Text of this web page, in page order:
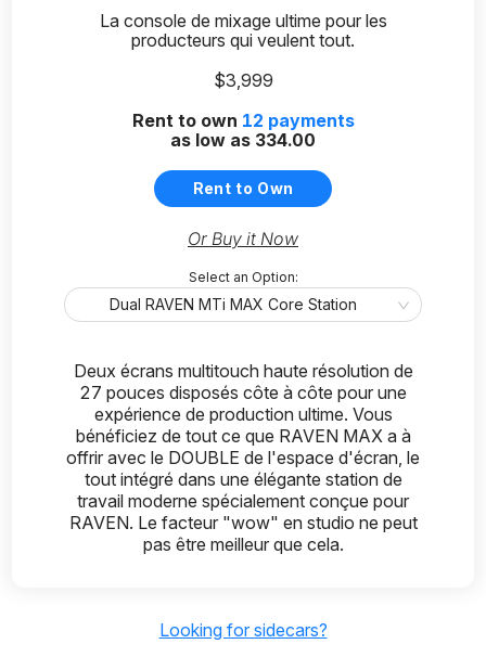
La console de mixage ultime pour les
producteurs qui veulent tout.
$3,999
Rent to own 12 payments
as low as 334.00
Rent to Own
Or Buy it Now
Select an Option:
Dual RAVEN MTi MAX Core Station
Deux écrans multitouch haute résolution de
27 pouces disposés côte à côte pour une
expérience de production ultime. Vous
bénéficiez de tout ce que RAVEN MAX a à
offrir avec le DOUBLE de l'espace d'écran, le
tout intégré dans une élégante station de
travail moderne spécialement conçue pour
RAVEN. Le facteur "wow" en studio ne peut
pas être meilleur que cela.
Looking for sidecars?